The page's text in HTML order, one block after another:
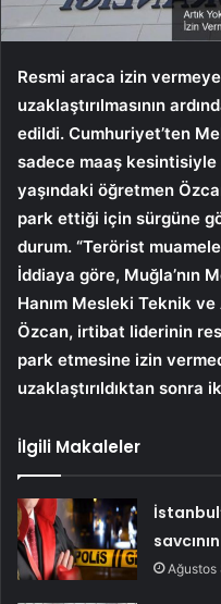
Resmi araca izin
uzaklaştırılmasının
edildi. Cumhuriyet’ten
sadece maaş kesintisiyle
yaşındaki öğretmen
park ettiği için sürgüne
durum. “Terörist
İddiaya göre, Muğla’nın
Hanım Mesleki Teknik
Özcan, irtibat liderinin
park etmesine izin
uzaklaştırıldıktan sonra
İlgili Makaleler
Ağustos